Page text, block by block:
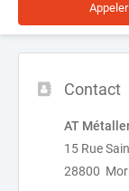
Appeler
Contact
AT
15 Rue
28800